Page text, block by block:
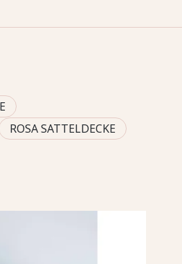
ROSA SATTELDECKE